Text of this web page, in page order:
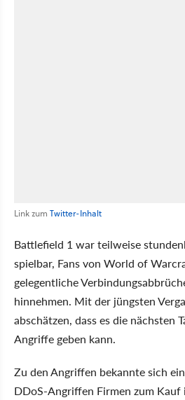
Link zum Twitter-Inhalt
Battlefield 1 war teilweise
spielbar, Fans von World of
gelegentliche
hinnehmen. Mit der jüngsten
abschätzen, dass es die nächsten
Angriffe geben kann.
Zu den Angriffen bekannte sich
DDoS-Angriffen Firmen zum